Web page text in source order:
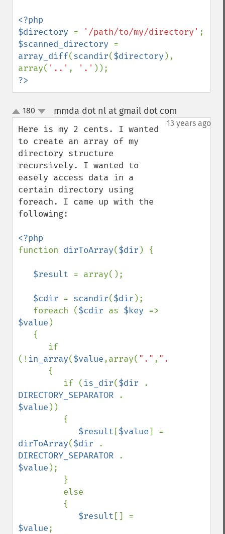
<?php
$directory = '/path/to/my/directory'
$scanned_directory
array_diff(scandir($directory ),
array( '..' , '.'
?>
up
down
180 mmda dot nl at gmail dot com
13 years ago
Here is my 2 cents. I wanted
to create an array of my
directory structure
recursively. I wanted to
easely access data in a
certain directory using
foreach. I came up with the
following:
function dirToArray($dir ) {
$result = array();
$cdir = scandir($dir );
   foreach (
$cdir as $key
$value )
(! in_array($value,array( "." , ".."
         if (
is_dir($dir
DIRECTORY_SEPARATOR
$value ))
$result [$value
dirToArray($dir
DIRECTORY_SEPARATOR
$value );
$result
$value;